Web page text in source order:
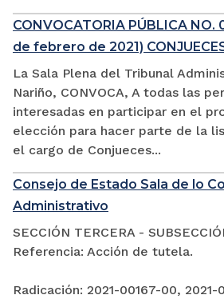
CONVOCATORIA PÚBLICA NO.
de febrero de 2021)
La Sala Plena del Tribunal
Nariño, CONVOCA, A todas las
interesadas en participar en el
elección para hacer parte de la
el cargo de Conjueces...
Consejo de Estado Sala de lo
Administrativo
SECCIÓN TERCERA -
Referencia: Acción de tutela.
Radicación: 2021-00167-00,